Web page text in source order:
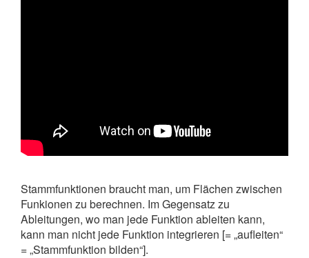
Stammfunktionen braucht man, um Flächen zwischen
Funkionen zu berechnen. Im Gegensatz zu
Ableitungen, wo man jede Funktion ableiten kann,
kann man nicht jede Funktion integrieren [= „aufleiten“
= „Stammfunktion bilden“].